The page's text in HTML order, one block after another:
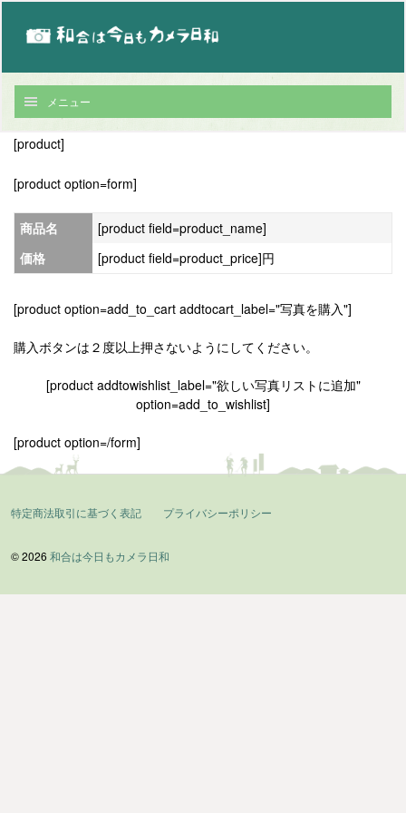
メニュー
[product]
[product option=form]
商品名
[product field=product_name]
価格
[product field=product_price]円
[product option=add_to_cart addtocart_label="写真を購入"]
購入ボタンは２度以上押さないようにしてください。
[product addtowishlist_label="欲しい写真リストに追加"
option=add_to_wishlist]
[product option=/form]
特定商法取引に基づく表記 プライバシーポリシー
© 2026 和合は今日もカメラ日和